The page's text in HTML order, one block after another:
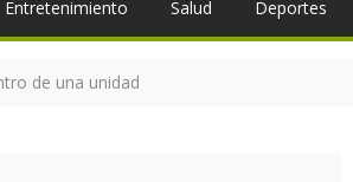
Entretenimiento Salud Deportes
de una unidad